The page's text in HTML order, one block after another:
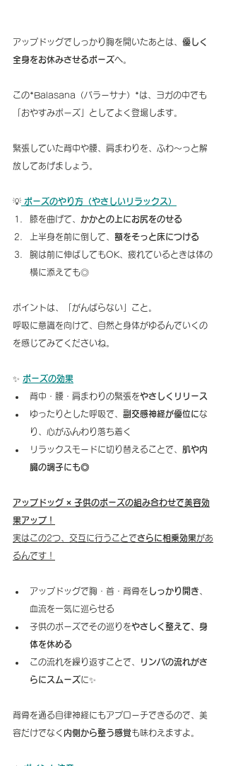
アップドッグでしっかり胸を開いたあとは、 優しく
全身をお休みさせるポーズへ。
この*Balasana（バラーサナ）*は、ヨガの中でも
「おやすみポーズ」としてよく登場します。
緊張していた背中や腰、肩まわりを、ふわ〜っと解
放してあげましょう。
💡 ポーズのやり方（やさしいリラックス）
膝を曲げて、 かかとの上にお尻をのせる
上半身を前に倒して、 額をそっと床につける
腕は前に伸ばしてもOK、疲れているときは体の
横に添えても◎
ポイントは、「がんばらない」こと。
呼吸に意識を向けて、自然と身体がゆるんでいくの
を感じてみてくださいね。
✨ ポーズの効果
背中・腰・肩まわりの緊張をやさしくリリース
ゆったりとした呼吸で、 副交感神経が優位にな
り、心がふんわり落ち着く
リラックスモードに切り替えることで、 肌や内
臓の調子にも◎
アップドッグ × 子供のポーズの組み合わせで美容効
果アップ！
実はこの2つ、交互に行うことでさらに相乗効果があ
るんです！
アップドッグで胸・首・背骨を しっかり開き
血流を一気に巡らせる
子供のポーズでその巡りをやさしく整えて、身
体を休める
この流れを繰り返すことで、 リンパの流れがさ
らにスムーズに✨
背骨を通る自律神経にもアプローチできるので、美
容だけでなく 内側から整う感覚も味わえますよ。